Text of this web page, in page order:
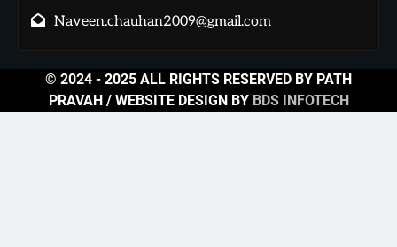
Naveen.chauhan2009@gmail.com
© 2024 - 2025 ALL RIGHTS RESERVED BY PATH
PRAVAH / WEBSITE DESIGN BY BDS INFOTECH